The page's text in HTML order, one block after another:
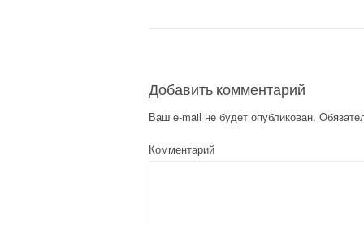
Добавить комментарий
Ваш e-mail не будет опубликован.
Комментарий